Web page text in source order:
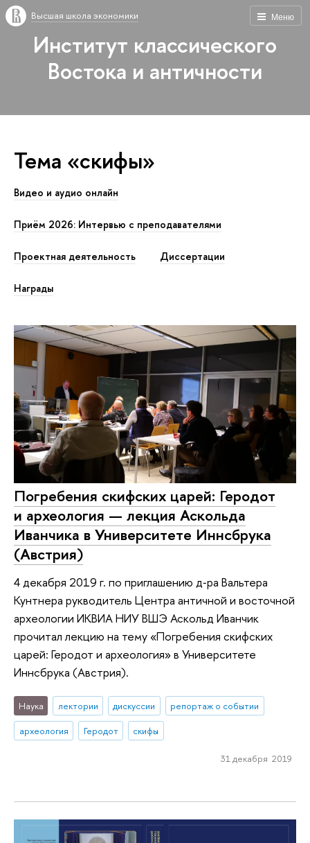
Меню
Высшая школа экономики
Институт классического
Востока и античности
Тема «скифы»
Видео и аудио онлайн
Приём 2026: Интервью с преподавателями
Проектная деятельность Диссертации
Награды
Погребения скифских царей: Геродот
и археология — лекция Аскольда
Иванчика в Университете Иннсбрука
(Австрия)
4 декабря 2019 г. по приглашению д‑ра Вальтера
Кунтнера рукводитель Центра античной и восточной
археологии ИКВИА НИУ ВШЭ Аскольд Иванчик
прочитал лекцию на тему «Погребения скифских
царей: Геродот и археология» в Университете
Иннсбрука (Австрия).
Наука лектории дискуссии
репортаж о событии
археология
Геродот скифы
31 декабря 2019